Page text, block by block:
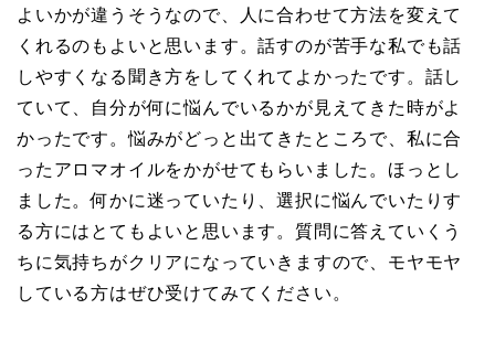
よいかが違うそうなので、人に合わせて方法を変えて
くれるのもよいと思います。話すのが苦手な私でも話
しやすくなる聞き方をしてくれてよかったです。話し
ていて、自分が何に悩んでいるかが見えてきた時がよ
かったです。悩みがどっと出てきたところで、私に合
ったアロマオイルをかがせてもらいました。ほっとし
ました。何かに迷っていたり、選択に悩んでいたりす
る方にはとてもよいと思います。質問に答えていくう
ちに気持ちがクリアになっていきますので、モヤモヤ
している方はぜひ受けてみてください。